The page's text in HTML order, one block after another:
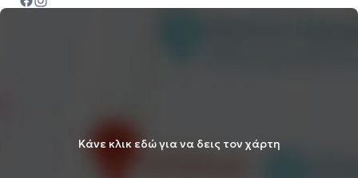
Κάνε κλικ εδώ για να δεις τον χάρτη